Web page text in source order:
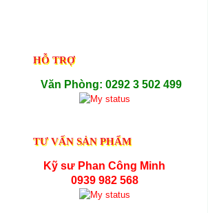
HỖ TRỢ
Văn Phòng: 0292 3 502 499
TƯ VẤN SẢN PHẨM
Kỹ sư Phan Công Minh
0939 982 568